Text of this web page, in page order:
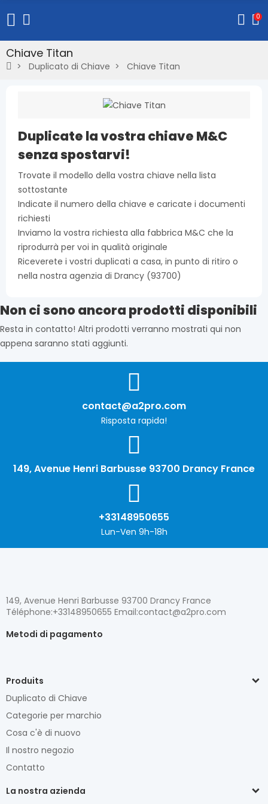
0
Chiave Titan
Duplicato di Chiave Chiave Titan
Duplicate la vostra chiave M&C
senza spostarvi!
Trovate il modello della vostra chiave nella lista
sottostante
Indicate il numero della chiave e caricate i documenti
richiesti
Inviamo la vostra richiesta alla fabbrica M&C che la
riprodurrà per voi in qualità originale
Riceverete i vostri duplicati a casa, in punto di ritiro o
nella nostra agenzia di Drancy (93700)
Non ci sono ancora prodotti disponibili
Resta in contatto! Altri prodotti verranno mostrati qui non
appena saranno stati aggiunti.
contact@a2pro.com
Risposta rapida!
149, Avenue Henri Barbusse 93700 Drancy France
+33148950655
Lun-Ven 9h-18h
149, Avenue Henri Barbusse 93700 Drancy France
Téléphone:+33148950655 Email:contact@a2pro.com
Metodi di pagamento
Produits
Duplicato di Chiave
Categorie per marchio
Cosa c'è di nuovo
Il nostro negozio
Contatto
La nostra azienda